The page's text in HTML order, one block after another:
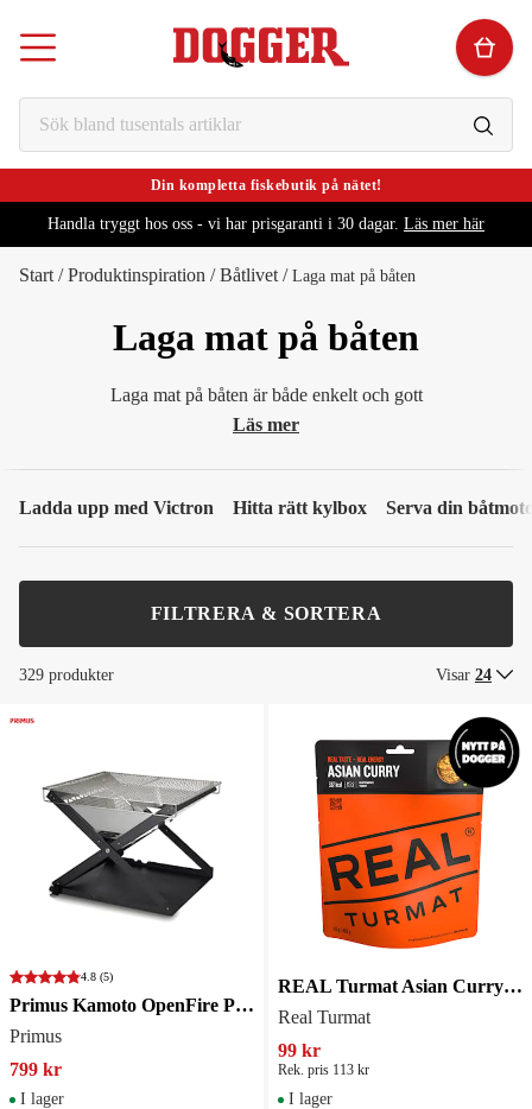
Din kompletta fiskebutik på nätet!
Handla tryggt hos oss - vi har prisgaranti i 30 dagar. Läs mer här
Start /Produktinspiration /Båtlivet / Laga mat på båten
Laga mat på båten
Laga mat på båten är både enkelt och gott
Läs mer
Ladda upp med Victron Hitta rätt kylbox Serva din
FILTRERA & SORTERA
329 produkter Visar 24
4.8 (5)
Primus Kamoto OpenFire Pit Large
Primus
799 kr
I lager
REAL Turmat Asian Curry - Gryta
Real Turmat
99 kr
Rek. pris 113 kr
I lager